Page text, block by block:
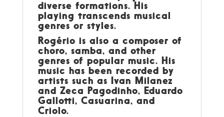
diverse formations. His
playing transcends musical
genres or styles.
Rogério is also a composer of
choro, samba, and other
genres of popular music. His
music has been recorded by
artists such as Ivan Milanez
and Zeca Pagodinho, Eduardo
Gallotti, Casuarina, and
Criolo.